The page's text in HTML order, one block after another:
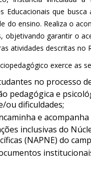
Educacionais que
do ensino. Realiza o
objetivando garantir o
atividades descritas no
exerce as
no processo
pedagógica e
ou dificuldades;
e
inclusivas do
(NAPNE) do